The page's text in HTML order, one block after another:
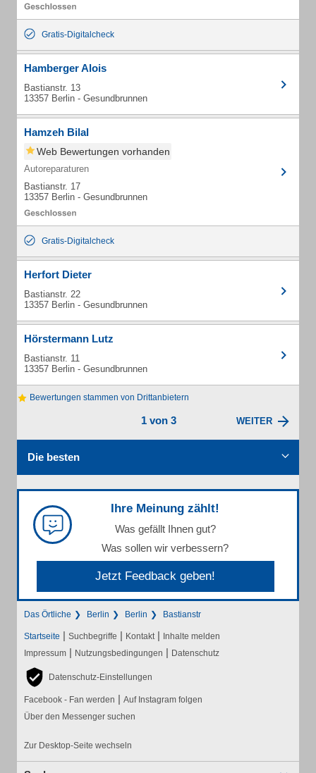
Gratis-Digitalcheck
Hamberger Alois
Bastianstr. 13
13357 Berlin - Gesundbrunnen
Hamzeh Bilal
Web Bewertungen vorhanden
Autoreparaturen
Bastianstr. 17
13357 Berlin - Gesundbrunnen
Gratis-Digitalcheck
Herfort Dieter
Bastianstr. 22
13357 Berlin - Gesundbrunnen
Hörstermann Lutz
Bastianstr. 11
13357 Berlin - Gesundbrunnen
Bewertungen stammen von Drittanbietern
1 von 3 WEITER
Die besten
Ihre Meinung zählt!
Was gefällt Ihnen gut?
Was sollen wir verbessern?
Jetzt Feedback geben!
Das Örtliche Berlin Berlin Bastianstr
Startseite | Suchbegriffe | Kontakt | Inhalte melden
Impressum | Nutzungsbedingungen | Datenschutz
Datenschutz-Einstellungen
Facebook - Fan werden | Auf Instagram folgen
Über den Messenger suchen
Zur Desktop-Seite wechseln